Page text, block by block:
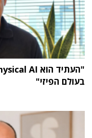
בעולם הפיזי"